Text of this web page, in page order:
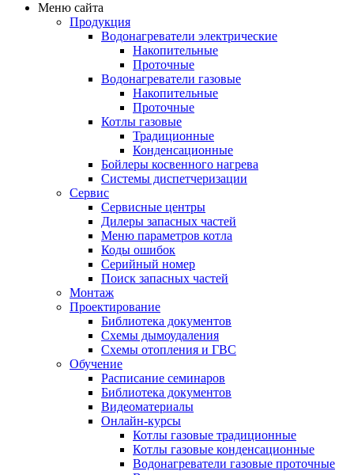
Меню сайта
Продукция
Водонагреватели электрические
Накопительные
Проточные
Водонагреватели газовые
Накопительные
Проточные
Котлы газовые
Традиционные
Конденсационные
Бойлеры косвенного нагрева
Системы диспетчеризации
Сервис
Сервисные центры
Дилеры запасных частей
Меню параметров котла
Коды ошибок
Серийный номер
Поиск запасных частей
Монтаж
Проектирование
Библиотека документов
Схемы дымоудаления
Схемы отопления и ГВС
Обучение
Расписание семинаров
Библиотека документов
Видеоматериалы
Онлайн-курсы
Котлы газовые традиционные
Котлы газовые конденсационные
Водонагреватели газовые проточные